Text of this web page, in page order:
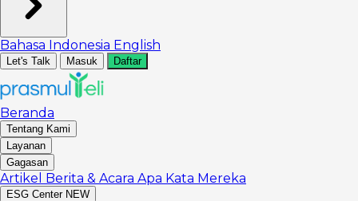
Bahasa Indonesia English
Let's Talk Masuk Daftar
Beranda
Tentang Kami
Layanan
Gagasan
Artikel Berita & Acara Apa Kata Mereka
ESG Center NEW